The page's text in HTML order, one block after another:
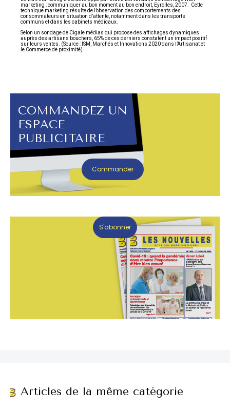
marketing : communiquer au bon moment au bon endroit, Eyrolles, 2007. Cette
technique marketing résulte de l’observation des comportements des
consommateurs en situation d’attente, notamment dans les transports
communs et dans les cabinets médicaux.
Selon un sondage de Cigale médias qui propose des affichages dynamiques
auprès des artisans bouchers, 65% de ces derniers constatent un impact positif
sur leurs ventes. (Source : ISM, Marchés et Innovations 2020 dans l’Artisanat et
le Commerce de proximité)
COMMANDEZ UN
ESPACE
PUBLICITAIRE
Commander
S'abonner
Articles de la même catégorie